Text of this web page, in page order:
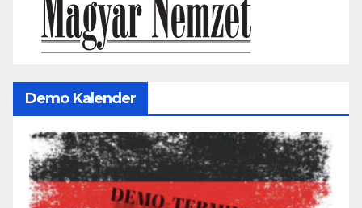
Demo Kalender